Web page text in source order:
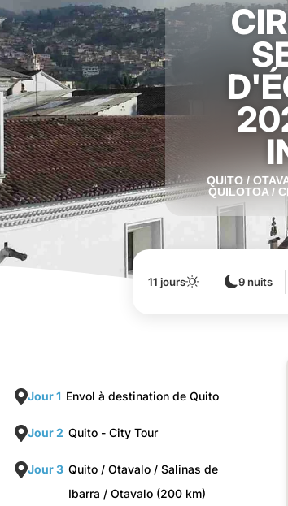
QUITO /
QUILOTOA /
11 jours 9 nuits
Jour 1 Envol à destination de Quito
Jour 2 Quito - City Tour
Jour 3 Quito / Otavalo / Salinas de
Ibarra / Otavalo (200 km)